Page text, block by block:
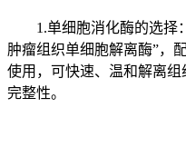
1.单细胞消化酶的选择：
肿瘤组织单细胞解离酶”，
使用，可快速、温和解离
完整性。